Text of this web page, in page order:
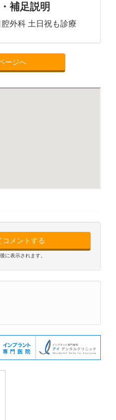
補足説明
外科 土日祝も診療
ージへ
コメントする
に表示されます。